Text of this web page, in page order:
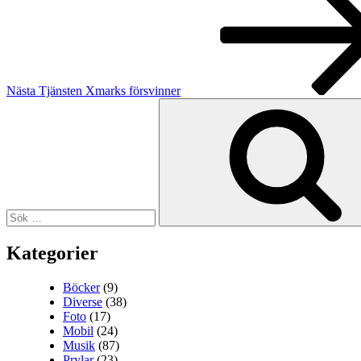
Nästa Tjänsten Xmarks försvinner
Kategorier
Böcker(9)
Diverse (38)
Foto (17)
Mobil (24)
Musik (87)